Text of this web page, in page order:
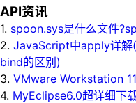
API资讯
1. spoon.sys是什么文件
2. JavaScript中apply详解(
bind的区别)
3. VMware Workstation
4. MyEclipse6.0超详细下